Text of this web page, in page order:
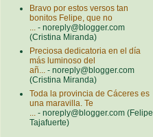
Bravo por estos versos tan
bonitos Felipe, que no
- noreply@blogger.com
(Cristina Miranda)
Preciosa dedicatoria en el día
más luminoso del
añ...
- noreply@blogger.com
(Cristina Miranda)
Toda la provincia de Cáceres es
una maravilla. Te
- noreply@blogger.com (Felipe
Tajafuerte)